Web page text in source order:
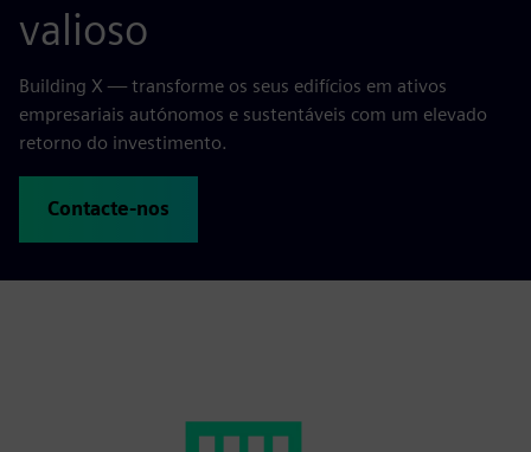
valioso
Building X — transforme os seus edifícios em ativos
empresariais autónomos e sustentáveis com um elevado
retorno do investimento.
Contacte-nos